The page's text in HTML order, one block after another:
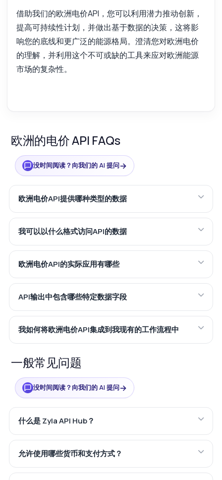
借助我们的欧洲电价API，您可以利用潜力推动创新，
提高可持续性计划，并做出基于数据的决策，这将影
响您的底线和更广泛的能源格局。澄清您对欧洲电价
的理解，并利用这个不可或缺的工具来应对欧洲能源
市场的复杂性。
欧洲的电价 API FAQs
没时间阅读？向我们的 AI 提问→
欧洲电价API提供哪种类型的数据
我可以以什么格式访问API的数据
欧洲电价API的实际应用有哪些
API输出中包含哪些特定数据字段
我如何将欧洲电价API集成到我现有的工作流程中
一般常见问题
没时间阅读？向我们的 AI 提问→
什么是 Zyla API Hub？
允许使用哪些货币和支付方式？